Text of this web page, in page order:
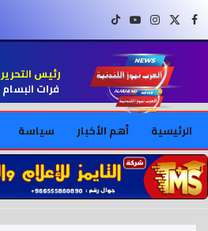
فيسبوكX (Twitter)
إنستغراميوتيوبتيك توك
رئيس التحرير
فرات البسام
الرئيسية أهم الأخبار سياسة